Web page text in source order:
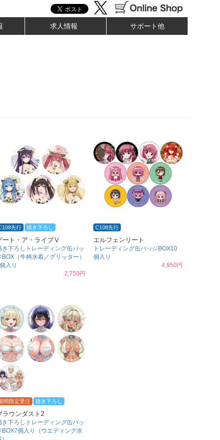
求人情報 サポート他
先行 描き下ろし
ート・ア・ライブⅤ
き下ろしトレーディング缶バッ
BOX（牛柄水着／グリッター）
入り
2,750円
C108先行
エルフェンリート
トレーディング缶バッジBOX10
個入り
4,950円
間限定受注 描き下ろし
ラウンダスト2
き下ろしトレーディング缶バッ
BOX7個入り（ウエディング水